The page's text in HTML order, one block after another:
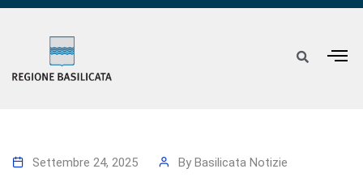
Settembre 24, 2025 By Basilicata Notizie